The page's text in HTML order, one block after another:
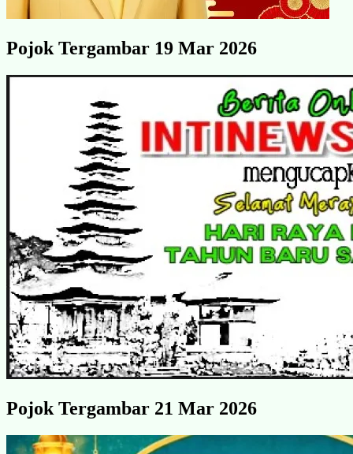
Pojok Tergambar 19 Mar 2026
Pojok Tergambar 21 Mar 2026